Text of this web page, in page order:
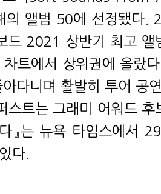
해의 앨범 50에 선정됐다.
드 2021 상반기 최고
트에서 상위권에 올랐
다니며 활발히 투어 공
스트는 그래미 어워드
다』는 뉴욕 타임스에서
다.